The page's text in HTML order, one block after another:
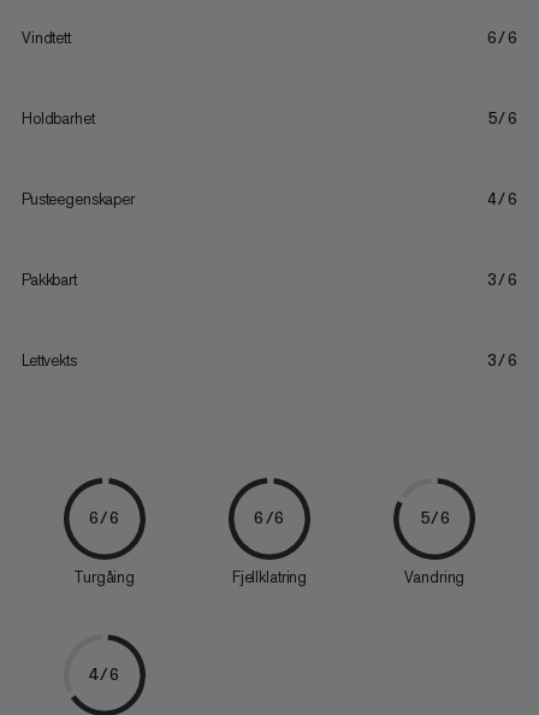
Vindtett 6/6
Holdbarhet 5/6
Pusteegenskaper 4/6
Pakkbart 3/6
Lettvekts 3/6
6/6
Turgåing
6/6
Fjellklatring
5/6
Vandring
4/6